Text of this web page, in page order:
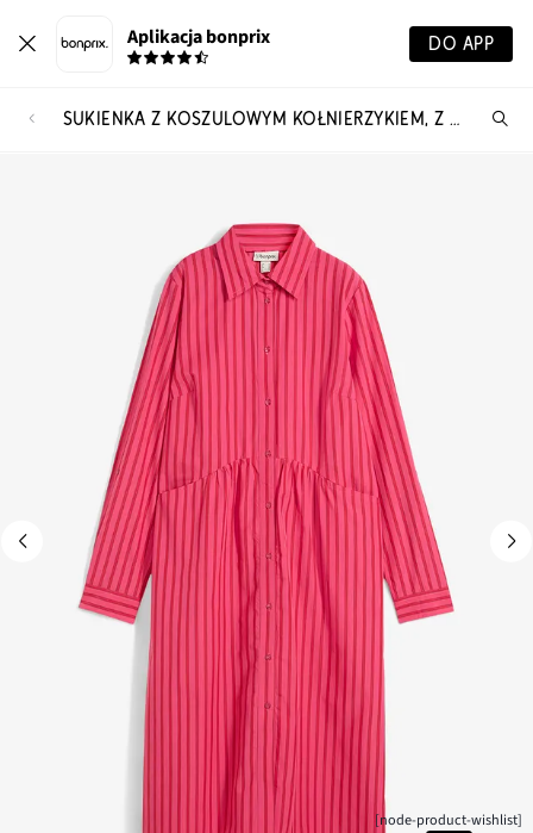
Aplikacja bonprix DO APP
SUKIENKA Z KOSZULOWYM KOŁNIERZYKIEM, Z CZYSTEJ BAWEŁNY
[node-product-wishlist]